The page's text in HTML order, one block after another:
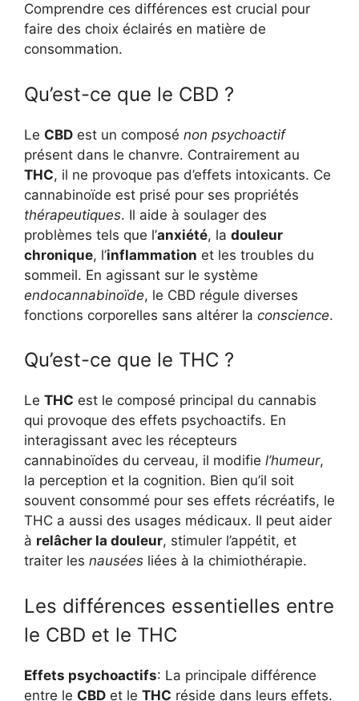
Comprendre ces différences est crucial pour
faire des choix éclairés en matière de
consommation.
Qu’est-ce que le CBD ?
Le CBD est un composé non psychoactif
présent dans le chanvre. Contrairement au
THC, il ne provoque pas d’effets intoxicants. Ce
cannabinoïde est prisé pour ses propriétés
thérapeutiques. Il aide à soulager des
problèmes tels que l’anxiété, la douleur
chronique, l’inflammation et les troubles du
sommeil. En agissant sur le système
endocannabinoïde, le CBD régule diverses
fonctions corporelles sans altérer la conscience.
Qu’est-ce que le THC ?
Le THC est le composé principal du cannabis
qui provoque des effets psychoactifs. En
interagissant avec les récepteurs
cannabinoïdes du cerveau, il modifie l’humeur,
la perception et la cognition. Bien qu’il soit
souvent consommé pour ses effets récréatifs, le
THC a aussi des usages médicaux. Il peut aider
à relâcher la douleur, stimuler l’appétit, et
traiter les nausées liées à la chimiothérapie.
Les différences essentielles entre
le CBD et le THC
Effets psychoactifs: La principale différence
entre le CBD et le THC réside dans leurs effets.